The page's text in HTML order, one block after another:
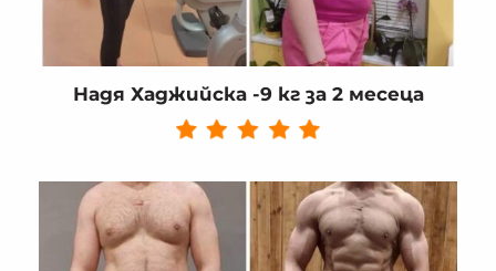
Надя Хаджийска -9 кг за 2 месеца